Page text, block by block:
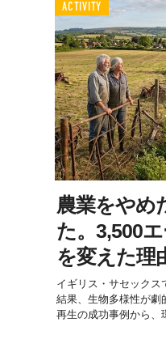
ACTIVITY
農業をやめ
た。3,500
を変えた理
イギリス・サセックス
結果、生物多様性が劇
再生の成功事例から、